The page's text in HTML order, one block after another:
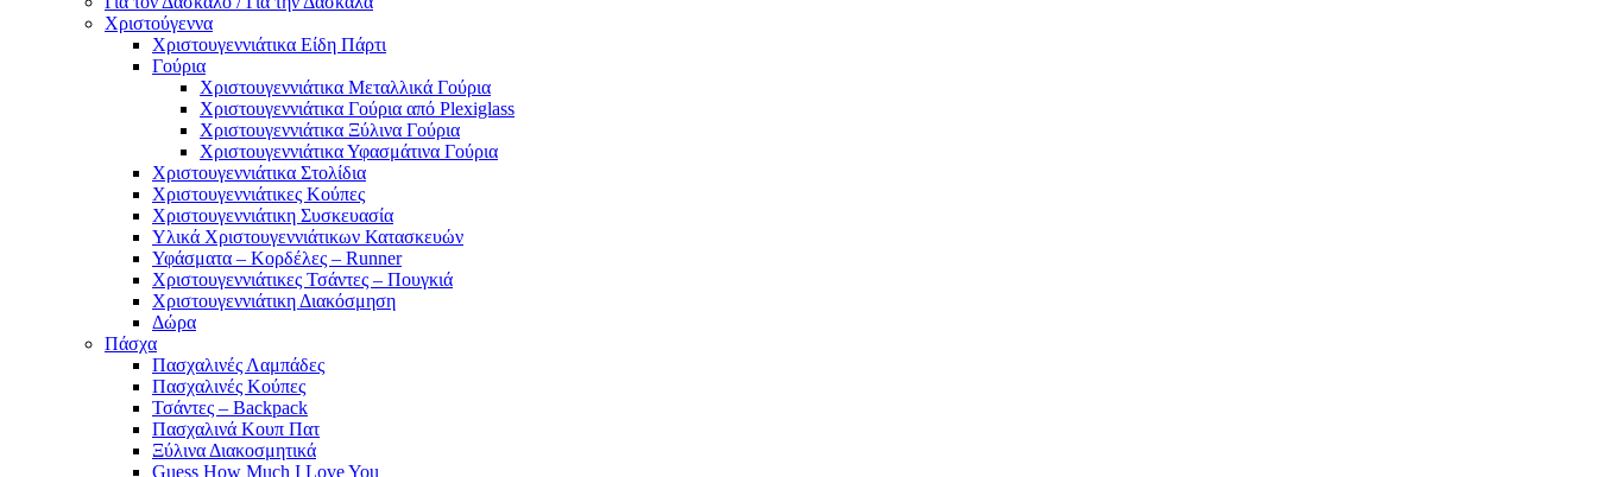
Χριστούγεννα
Χριστουγεννιάτικα Είδη Πάρτι
Γούρια
Χριστουγεννιάτικα Μεταλλικά Γούρια
Χριστουγεννιάτικα Γούρια από Plexiglass
Χριστουγεννιάτικα Ξύλινα Γούρια
Χριστουγεννιάτικα Υφασμάτινα Γούρια
Χριστουγεννιάτικα Στολίδια
Χριστουγεννιάτικες Κούπες
Χριστουγεννιάτικη Συσκευασία
Υλικά Χριστουγεννιάτικων Κατασκευών
Υφάσματα – Κορδέλες – Runner
Χριστουγεννιάτικες Τσάντες – Πουγκιά
Χριστουγεννιάτικη Διακόσμηση
Δώρα
Πάσχα
Πασχαλινές Λαμπάδες
Πασχαλινές Κούπες
Τσάντες – Backpack
Πασχαλινά Κουπ Πατ
Ξύλινα Διακοσμητικά
Guess How Much I Love You